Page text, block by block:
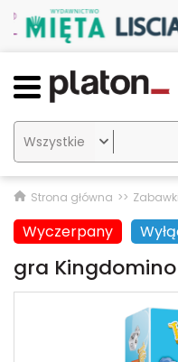

Strona główna Zabawki
Wyczerpany
gra